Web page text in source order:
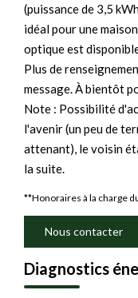
(puissance de 3,5
idéal pour une
optique est
Plus de
message. À bientôt
Note : Possibilité
l'avenir (un peu de
attenant), le voisin
la suite.
**Honoraires à la charge
Nous contacter
Diagnostics